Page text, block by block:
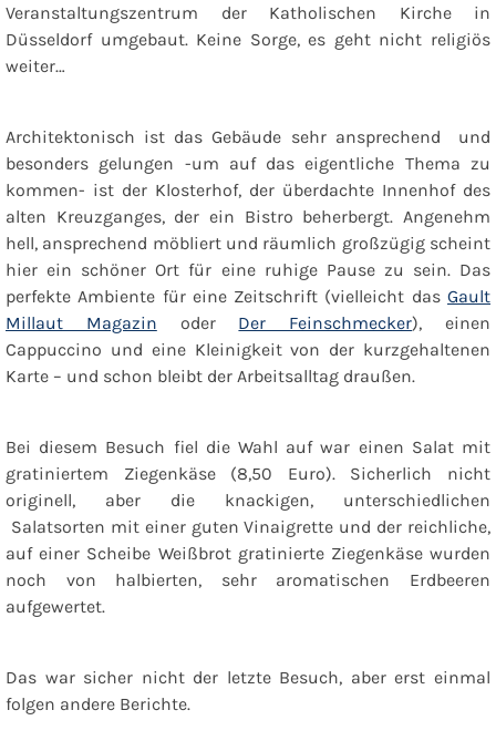
Veranstaltungszentrum der Katholischen Kirche in
Düsseldorf umgebaut. Keine Sorge, es geht nicht religiös
weiter…
Architektonisch ist das Gebäude sehr ansprechend und
besonders gelungen -um auf das eigentliche Thema zu
kommen- ist der Klosterhof, der überdachte Innenhof des
alten Kreuzganges, der ein Bistro beherbergt. Angenehm
hell, ansprechend möbliert und räumlich großzügig scheint
hier ein schöner Ort für eine ruhige Pause zu sein. Das
perfekte Ambiente für eine Zeitschrift (vielleicht das Gault
Millaut Magazin oder Der Feinschmecker), einen
Cappuccino und eine Kleinigkeit von der kurzgehaltenen
Karte – und schon bleibt der Arbeitsalltag draußen.
Bei diesem Besuch fiel die Wahl auf war einen Salat mit
gratiniertem Ziegenkäse (8,50 Euro). Sicherlich nicht
originell, aber die knackigen, unterschiedlichen
Salatsorten mit einer guten Vinaigrette und der reichliche,
auf einer Scheibe Weißbrot gratinierte Ziegenkäse wurden
noch von halbierten, sehr aromatischen Erdbeeren
aufgewertet.
Das war sicher nicht der letzte Besuch, aber erst einmal
folgen andere Berichte.